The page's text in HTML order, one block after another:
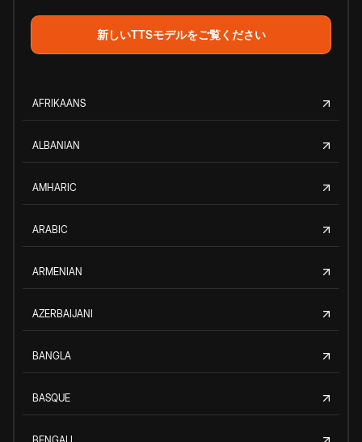
新しいTTSモデルをご覧ください
AFRIKAANS
ALBANIAN
AMHARIC
ARABIC
ARMENIAN
AZERBAIJANI
BANGLA
BASQUE